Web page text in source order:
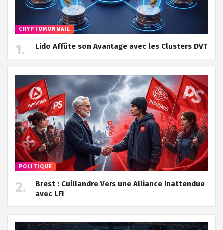
CRYPTOMONNAIE
Lido Affûte son Avantage avec les Clusters DVT
POLITIQUE
Brest : Cuillandre Vers une Alliance Inattendue
avec LFI